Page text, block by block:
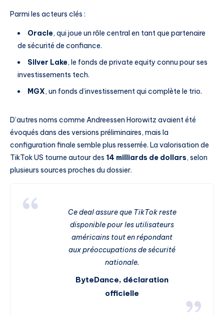
Parmi les acteurs clés :
Oracle, qui joue un rôle central en tant que partenaire
de sécurité de confiance.
Silver Lake, le fonds de private equity connu pour ses
investissements tech.
MGX, un fonds d’investissement qui complète le trio.
D’autres noms comme Andreessen Horowitz avaient été
évoqués dans des versions préliminaires, mais la
configuration finale semble plus resserrée. La valorisation de
TikTok US tourne autour des 14 milliards de dollars, selon
plusieurs sources proches du dossier.
Ce deal assure que TikTok reste
disponible pour les utilisateurs
américains tout en répondant
aux préoccupations de sécurité
nationale.
ByteDance, déclaration
officielle